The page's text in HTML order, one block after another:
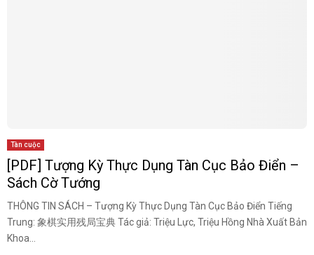
Tàn cuộc
[PDF] Tượng Kỳ Thực Dụng Tàn Cục Bảo Điển –
Sách Cờ Tướng
THÔNG TIN SÁCH – Tượng Kỳ Thực Dụng Tàn Cục Bảo Điển Tiếng
Trung: 象棋实用残局宝典 Tác giả: Triệu Lực, Triệu Hồng Nhà Xuất Bản
Khoa...